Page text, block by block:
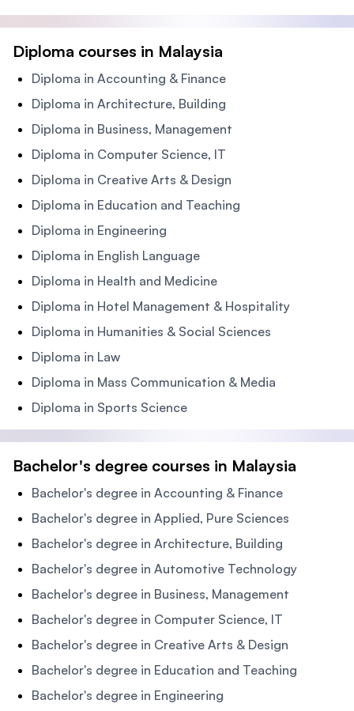
Diploma courses in Malaysia
Diploma in Accounting & Finance
Diploma in Architecture, Building
Diploma in Business, Management
Diploma in Computer Science, IT
Diploma in Creative Arts & Design
Diploma in Education and Teaching
Diploma in Engineering
Diploma in English Language
Diploma in Health and Medicine
Diploma in Hotel Management & Hospitality
Diploma in Humanities & Social Sciences
Diploma in Law
Diploma in Mass Communication & Media
Diploma in Sports Science
Bachelor's degree courses in Malaysia
Bachelor's degree in Accounting & Finance
Bachelor's degree in Applied, Pure Sciences
Bachelor's degree in Architecture, Building
Bachelor's degree in Automotive Technology
Bachelor's degree in Business, Management
Bachelor's degree in Computer Science, IT
Bachelor's degree in Creative Arts & Design
Bachelor's degree in Education and Teaching
Bachelor's degree in Engineering